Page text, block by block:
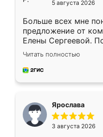
5 августа 2026
Больше всех мне
предложение от
Елены Сергеевой.
короткие сроки
для замера
предложил по
Читать полностью
Ярослава
3 августа 2026